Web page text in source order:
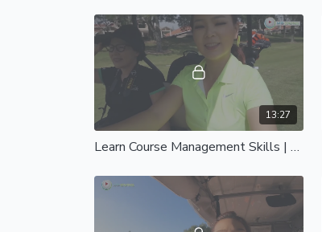
13:27
Learn Course Management Skills | 라운딩의 정석